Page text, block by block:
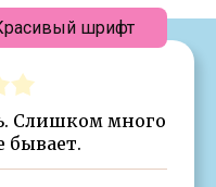
Слишком много
бывает.
шрифт